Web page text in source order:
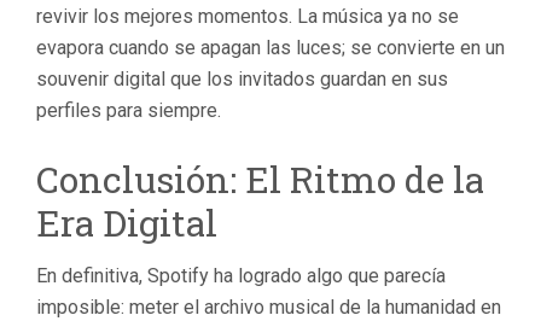
revivir los mejores momentos. La música ya no se
evapora cuando se apagan las luces; se convierte en un
souvenir digital que los invitados guardan en sus
perfiles para siempre.
Conclusión: El Ritmo de la
Era Digital
En definitiva, Spotify ha logrado algo que parecía
imposible: meter el archivo musical de la humanidad en